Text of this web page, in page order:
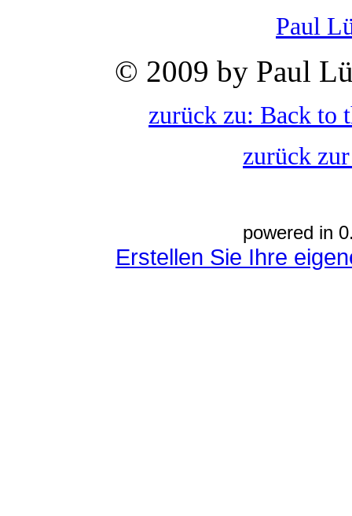
Paul
© 2009 by Paul
zurück zu: Back to
zurück
powered in
Erstellen Sie Ihre